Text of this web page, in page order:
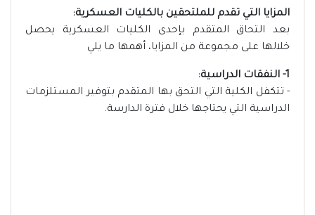
المزايا التي تقدم للملتحقين بالكليات العسكرية:
بعد التحاق المتقدم بإحدى الكليات العسكرية يحصل
خلالها على مجموعة من المزايا، أهمها ما يلي
1- النفقات الدراسية:
- تتكفل الكلية التي التحق بها المتقدم بتوفير المستلزمات
الدراسية التي يحتاجها خلال فترة الدارسة.